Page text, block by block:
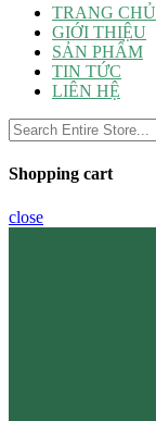
TRANG CHỦ
GIỚI THIỆU
SẢN PHẨM
TIN TỨC
LIÊN HỆ
Shopping cart
close